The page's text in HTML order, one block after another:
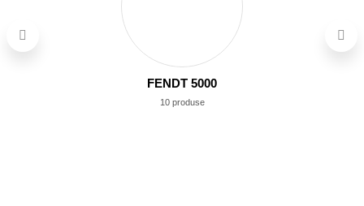
FENDT 5000
10 produse